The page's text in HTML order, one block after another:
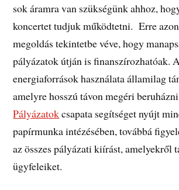
sok áramra van szükségünk ahhoz,
koncertet tudjuk működtetni. Erre
megoldás tekintetbe véve, hogy
pályázatok útján is finanszírozhatóak.
energiaforrások használata államilag
amelyre hosszú távon megéri
Pályázatokcsapata segítséget nyújt
papírmunka intézésében, továbbá
az összes pályázati kiírást, amelyekről
ügyfeleiket.